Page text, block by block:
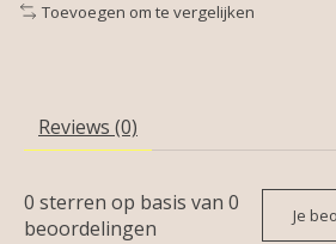
Toevoegen om te vergelijken
Reviews (0)
0 sterren op basis van 0
beoordelingen
Je